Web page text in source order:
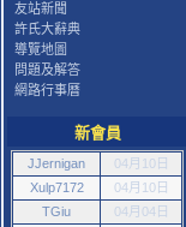
友站新聞
許氏大辭典
導覽地圖
問題及解答
網路行事曆
新會員
JJernigan
04月10日
Xulp7172
04月10日
TGiu
04月04日